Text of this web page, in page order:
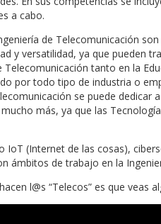
a cabo.
de Telecomunicación
y versatilidad, ya que pueden
Telecomunicación tanto en la
por todo tipo de industria o
se puede dedicar
más, ya que las
(Internet de las cosas),
ámbitos de trabajo en la
l@s “Telecos” es que veas